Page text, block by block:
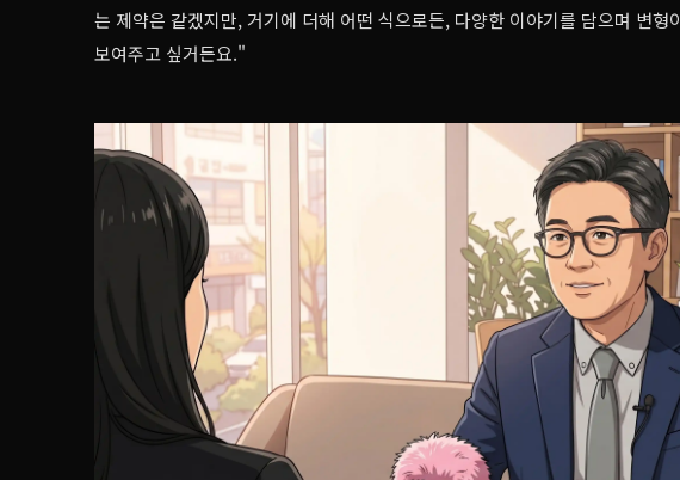
는 제약은 같겠지만, 거기에 더해 어떤 식으로든, 다양한 이야기를 담으며 변형
보여주고 싶거든요."